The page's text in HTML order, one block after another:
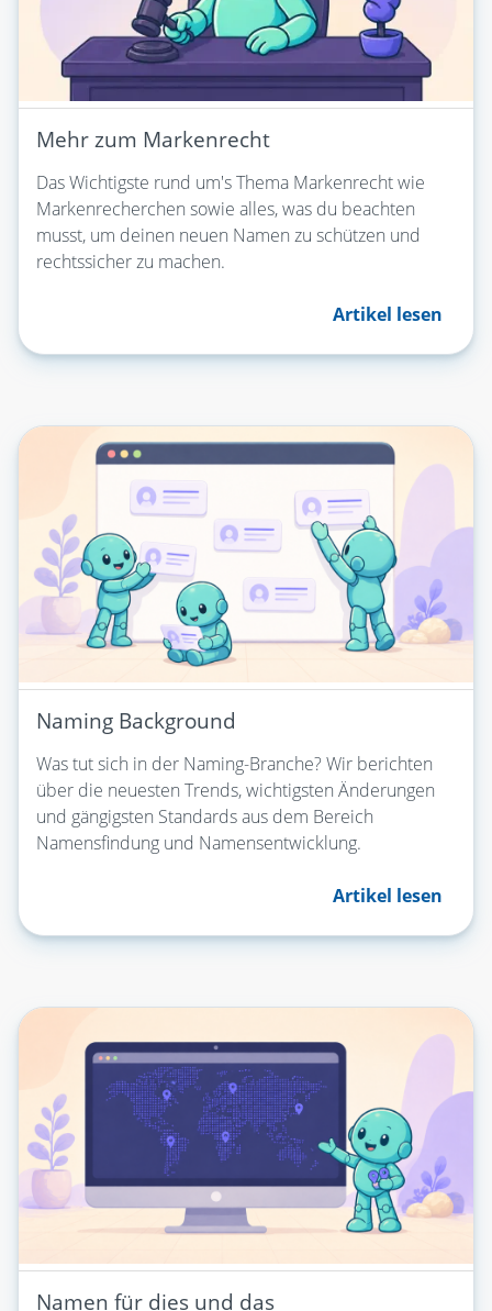
Mehr zum Markenrecht
Das Wichtigste rund um's Thema Markenrecht wie
Markenrecherchen sowie alles, was du beachten
musst, um deinen neuen Namen zu schützen und
rechtssicher zu machen.
Artikel lesen
Naming Background
Was tut sich in der Naming-Branche? Wir berichten
über die neuesten Trends, wichtigsten Änderungen
und gängigsten Standards aus dem Bereich
Namensfindung und Namensentwicklung.
Artikel lesen
Namen für dies und das